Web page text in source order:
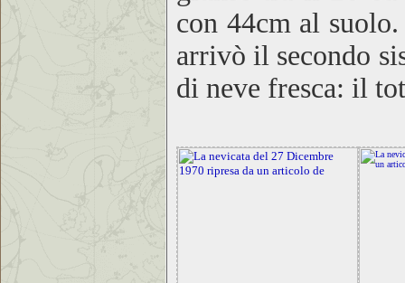
con 44cm al
arrivò il secondo
di neve fresca: il